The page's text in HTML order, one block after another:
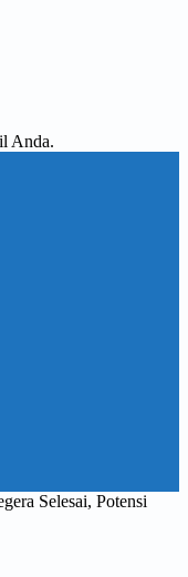
Anda.
Selesai, Potensi